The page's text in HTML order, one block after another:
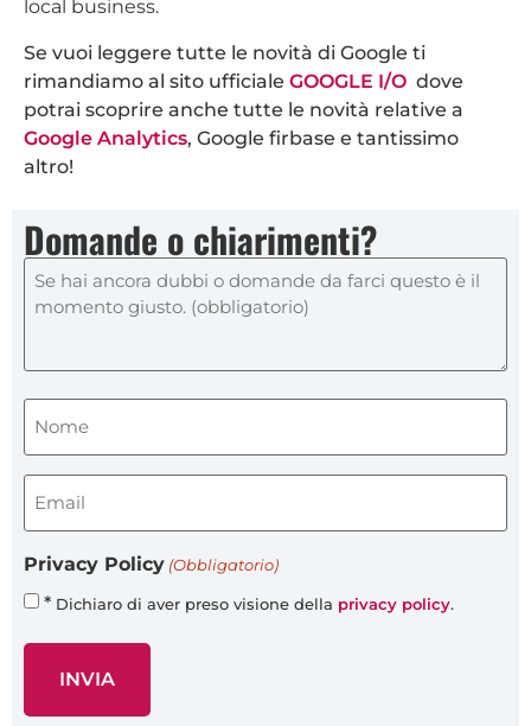
local business.
Se vuoi leggere tutte le novità di Google ti
rimandiamo al sito ufficiale GOOGLE I/O dove
potrai scoprire anche tutte le novità relative a
Google Analytics, Google firbase e tantissimo
altro!
Domande o chiarimenti?
Nome
(obbligatorio)
Email
(obbligatorio)
Privacy Policy (Obbligatorio)
* Dichiaro di aver preso visione della privacy policy.